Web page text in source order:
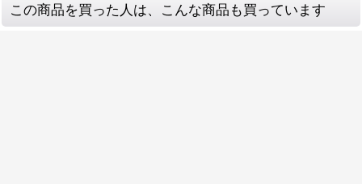
この商品を買った人は、こんな商品も買っています